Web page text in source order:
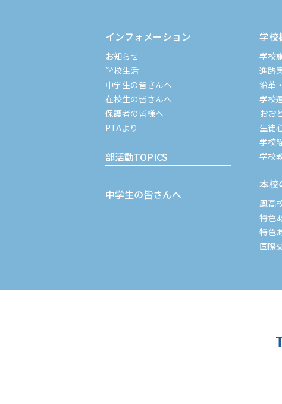
インフォメーション
お知らせ
学校生活
中学生の皆さんへ
在校生の皆さんへ
保護者の皆様へ
PTAより
部活動TOPICS
中学生の皆さんへ
学校
学校
進路
沿革
学校
おお
生徒
学校
学校
本校
鳳高
特色
特色
国際